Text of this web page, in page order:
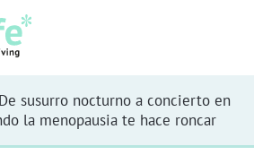
De susurro nocturno a concierto en
la menopausia te hace roncar